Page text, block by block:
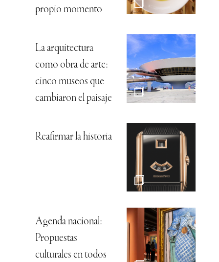
propio momento
La arquitectura
como obra de arte:
cinco museos que
cambiaron el paisaje
Reafirmar la historia
Agenda nacional:
Propuestas
culturales en todos